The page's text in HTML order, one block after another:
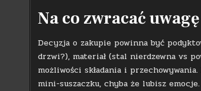
Na co zwracać
Decyzja o zakupie powinna być
drzwi?), materiał (stal nierdzewna vs
możliwości składania i
mini-suszaczku, chyba że lubisz emocje.